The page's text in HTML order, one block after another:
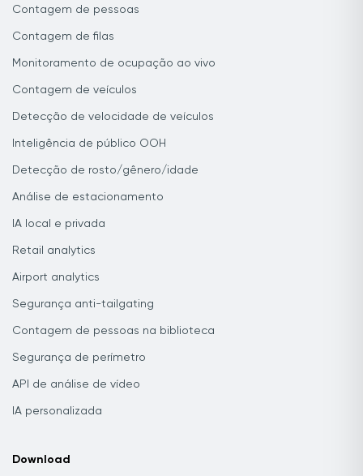
Contagem de pessoas
Contagem de filas
Monitoramento de ocupação ao vivo
Contagem de veículos
Detecção de velocidade de veículos
Inteligência de público OOH
Detecção de rosto/gênero/idade
Análise de estacionamento
IA local e privada
Retail analytics
Airport analytics
Segurança anti-tailgating
Contagem de pessoas na biblioteca
Segurança de perímetro
API de análise de vídeo
IA personalizada
Download